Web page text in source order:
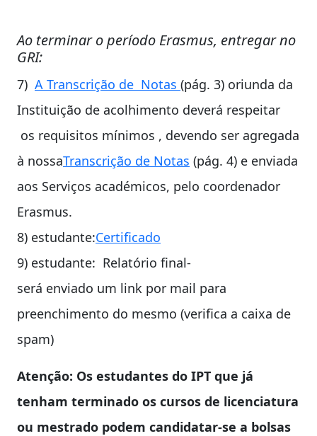
Ao terminar o período Erasmus, entregar no
GRI:
7) A Transcrição de Notas (pág. 3) oriunda da
Instituição de acolhimento deverá respeitar
os requisitos mínimos , devendo ser agregada
à nossaTranscrição de Notas (pág. 4) e enviada
aos Serviços académicos, pelo coordenador
Erasmus.
8) estudante:Certificado
9) estudante: Relatório final-
será enviado um link por mail para
preenchimento do mesmo (verifica a caixa de
spam)
Atenção: Os estudantes do IPT que já
tenham terminado os cursos de licenciatura
ou mestrado podem candidatar-se a bolsas